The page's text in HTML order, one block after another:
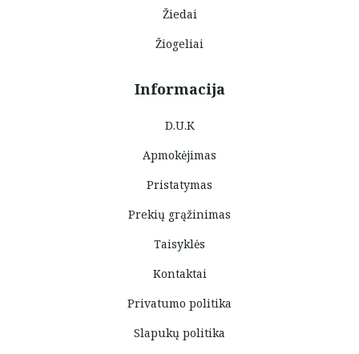
Žiedai
Žiogeliai
Informacija
D.U.K
Apmokėjimas
Pristatymas
Prekių grąžinimas
Taisyklės
Kontaktai
Privatumo politika
Slapukų politika